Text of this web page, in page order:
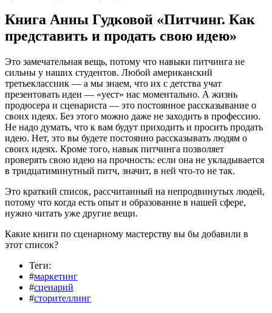
Книга Анны Гудковой «Питчинг. Как
представить и продать свою идею»
Это замечательная вещь, потому что навыки питчинга не
сильны у наших студентов. Любой американский
третьеклассник — а мы знаем, что их с детства учат
презентовать идеи — «уест» нас моментально. А жизнь
продюсера и сценариста — это постоянное рассказывание о
своих идеях. Без этого можно даже не заходить в профессию.
Не надо думать, что к вам будут приходить и просить продать
идею. Нет, это вы будете постоянно рассказывать людям о
своих идеях. Кроме того, навык питчинга позволяет
проверять свою идею на прочность: если она не укладывается
в тридцатиминутный питч, значит, в ней что-то не так.
Это краткий список, рассчитанный на непродвинутых людей,
потому что когда есть опыт и образование в нашей сфере,
нужно читать уже другие вещи.
Какие книги по сценарному мастерству вы бы добавили в
этот список?
Теги:
#маркетинг
#сценарий
#сторителлинг